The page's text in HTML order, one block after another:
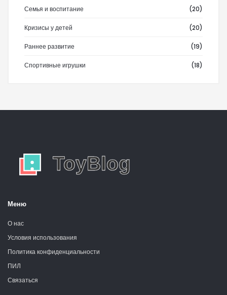
Семья и воспитание (20)
Кризисы у детей (20)
Раннее развитие (19)
Спортивные игрушки (18)
Меню
О нас
Условия использования
Политика конфиденциальности
ПИЛ
Связаться